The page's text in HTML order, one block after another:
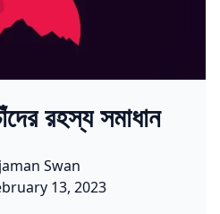
রহস্য সমাধান
Swan
updated on:
13, 2023